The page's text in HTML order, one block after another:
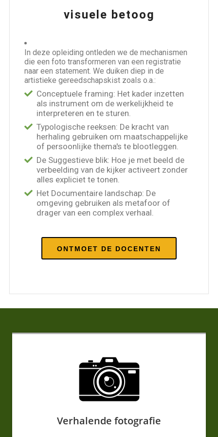
visuele betoog
In deze opleiding ontleden we de mechanismen
die een foto transformeren van een registratie
naar een statement. We duiken diep in de
artistieke gereedschapskist zoals o.a.:
Conceptuele framing: Het kader inzetten
als instrument om de werkelijkheid te
interpreteren en te sturen.
Typologische reeksen: De kracht van
herhaling gebruiken om maatschappelijke
of persoonlijke thema's te blootleggen.
De Suggestieve blik: Hoe je met beeld de
verbeelding van de kijker activeert zonder
alles expliciet te tonen.
Het Documentaire landschap: De
omgeving gebruiken als metafoor of
drager van een complex verhaal.
ONTMOET DE DOCENTEN
Verhalende fotografie